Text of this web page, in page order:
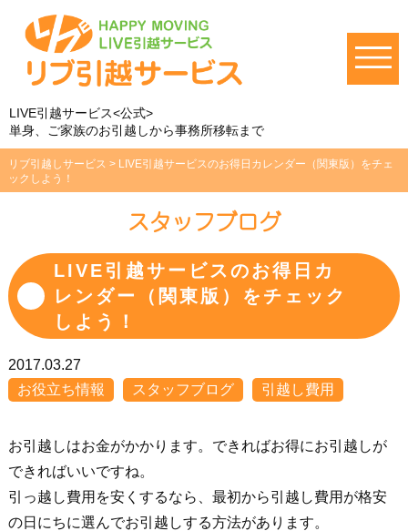
LIVE引越サービス<公式>
単身、ご家族のお引越しから事務所移転まで
リブ引越しサービス > LIVE引越サービスのお得日カレンダー（関東版）をチェ
ックしよう！
スタッフブログ
LIVE引越サービスのお得日カ
レンダー（関東版）をチェック
しよう！
2017.03.27
お役立ち情報
スタッフブログ 引越し費用
お引越しはお金がかかります。できればお得にお引越しが
できればいいですね。
引っ越し費用を安くするなら、最初から引越し費用が格安
の日にちに選んでお引越しする方法があります。